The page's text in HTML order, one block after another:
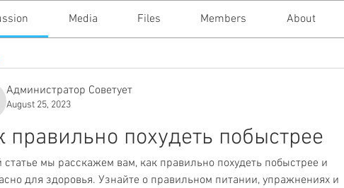
Media Files Members About
Администратор Советует
August 25, 2023
правильно похудеть побыстрее
статье мы расскажем вам, как правильно похудеть побыстрее и
для здоровья. Узнайте о правильном питании, упражнениях и